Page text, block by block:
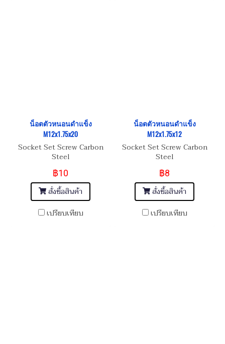
น็อตตัวหนอนดำแข็ง
M12x1.75x20
Socket Set Screw Carbon
Steel
฿10
สั่งซื้อสินค้า
เปรียบเทียบ
น็อตตัวหนอนดำแข็ง
M12x1.75x12
Socket Set Screw Carbon
Steel
฿8
สั่งซื้อสินค้า
เปรียบเทียบ